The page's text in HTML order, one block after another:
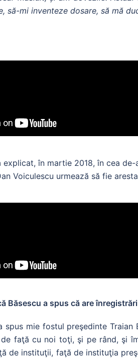
să-mi inventeze dosare, să mă
explicat, în martie 2018, în cea
Voiculescu urmează să fie
Băsescu a spus că are
spus mie fostul preşedinte
faţă cu noi toţi, şi pe rând, şi
de instituţii, faţă de instituţia